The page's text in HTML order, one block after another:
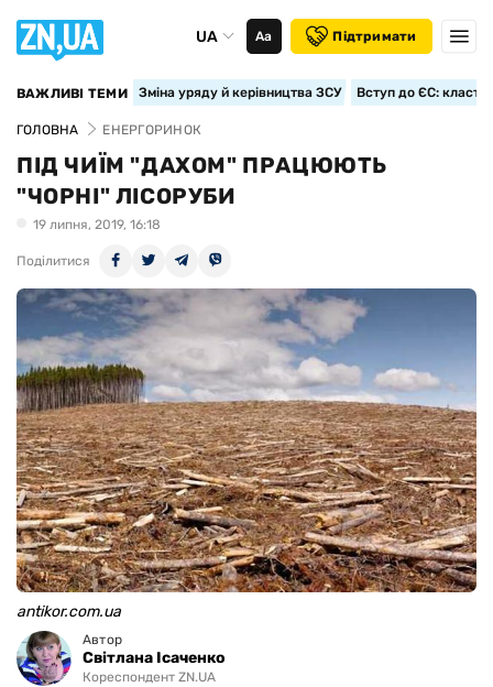
UA Аа Підтримати
ВАЖЛИВІ ТЕМИ Зміна уряду й керівництва ЗСУ Вступ до ЄС:
ГОЛОВНА ЕНЕРГОРИНОК
ПІД ЧИЇМ "ДАХОМ" ПРАЦЮЮТЬ
"ЧОРНІ" ЛІСОРУБИ
19 липня, 2019, 16:18
Поділитися
antikor.com.ua
Автор
Світлана Ісаченко
Кореспондент ZN.UA